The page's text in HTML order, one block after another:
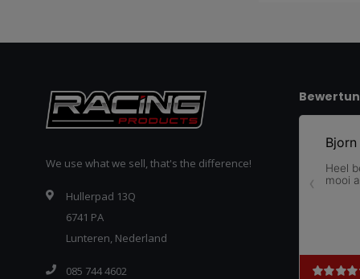
We use what we sell, that's the difference!
Hullerpad 13Q
6741 PA
Lunteren, Nederland
085 744 4602